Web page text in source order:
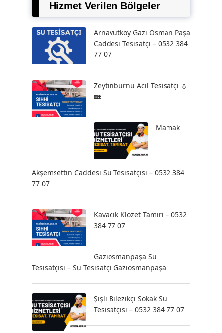
Hizmet Verilen Bölgeler
Arnavutköy Gazi Osman Paşa
Caddesi Tesisatçı – 0532 384
77 07
Zeytinburnu Acil Tesisatçı 💧
🏡
Mamak
Akşemsettin Caddesi Su Tesisatçısı – 0532 384
77 07
Kavacık Klozet Tamiri – 0532
384 77 07
Gaziosmanpaşa Su
Tesisatçısı – Su Tesisatçı Gaziosmanpaşa
Şişli Bilezikçi Sokak Su
Tesisatçısı – 0532 384 77 07